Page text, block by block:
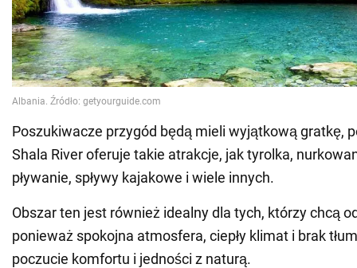
Poszukiwacze przygód będą mieli wyjątkową gratkę,
Shala River oferuje takie atrakcje, jak tyrolka,
pływanie, spływy kajakowe i wiele innych.
Obszar ten jest również idealny dla tych, którzy chcą
ponieważ spokojna atmosfera, ciepły klimat i brak
poczucie komfortu i jedności z naturą.